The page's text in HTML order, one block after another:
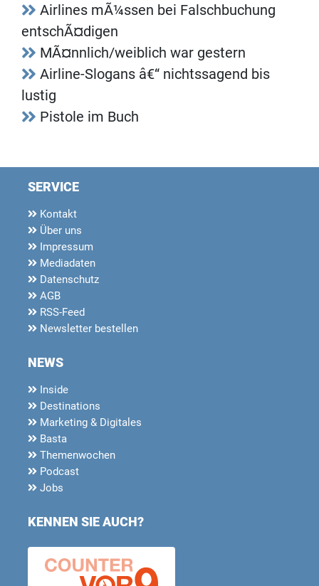
Airlines mÃ¼ssen bei Falschbuchung
entschÃ¤digen
MÃ¤nnlich/weiblich war gestern
Airline-Slogans â€“ nichtssagend bis
lustig
Pistole im Buch
SERVICE
Kontakt
Über uns
Impressum
Mediadaten
Datenschutz
AGB
RSS-Feed
Newsletter bestellen
NEWS
Inside
Destinations
Marketing & Digitales
Basta
Themenwochen
Podcast
Jobs
KENNEN SIE AUCH?